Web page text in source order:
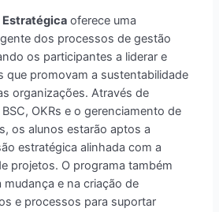
Estratégica oferece uma
dos processos de gestão
os participantes a liderar e
que promovam a sustentabilidade
organizações. Através de
OKRs e o gerenciamento de
os alunos estarão aptos a
estratégica alinhada com a
projetos. O programa também
e na criação de
e processos para suportar